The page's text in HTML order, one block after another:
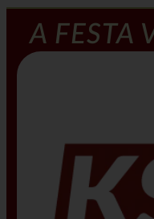
A FESTA